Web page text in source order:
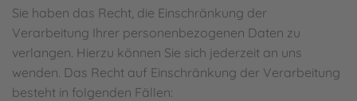
Sie haben das Recht, die Einschränkung der
Verarbeitung Ihrer personenbezogenen Daten zu
verlangen. Hierzu können Sie sich jederzeit an uns
wenden. Das Recht auf Einschränkung der Verarbeitung
besteht in folgenden Fällen: